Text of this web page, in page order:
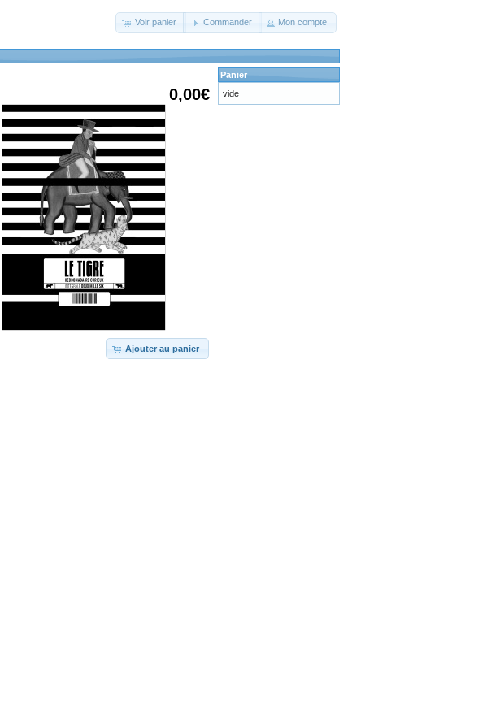
Voir panier Commander Mon compte
0,00€
Ajouter au panier
Panier
vide